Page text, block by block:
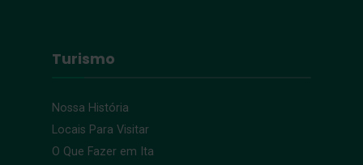
Turismo
Nossa História
Locais Para Visitar
O Que Fazer em Ita